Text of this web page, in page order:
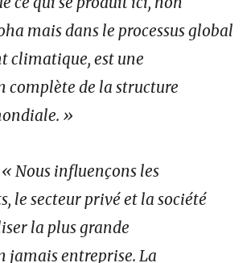
mais dans le processus global
climatique, est une
de la structure
»
« Nous influençons les
le secteur privé et la société
la plus grande
jamais entreprise. La